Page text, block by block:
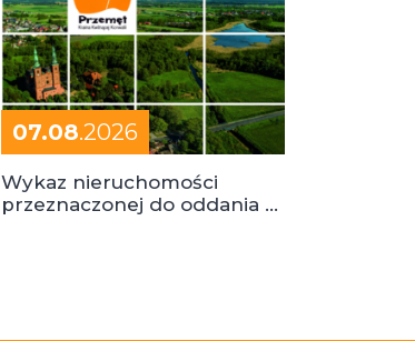
07.08.2026
Wykaz nieruchomości
przeznaczonej do oddania w